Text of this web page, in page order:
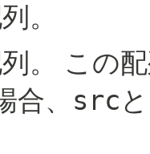
。
。 この
合、 src